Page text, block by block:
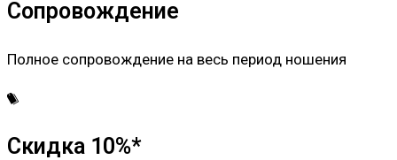
Сопровождение
Полное сопровождение на весь период ношения
Скидка 10%*